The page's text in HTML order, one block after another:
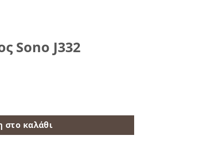
Sono J332
στο καλάθι